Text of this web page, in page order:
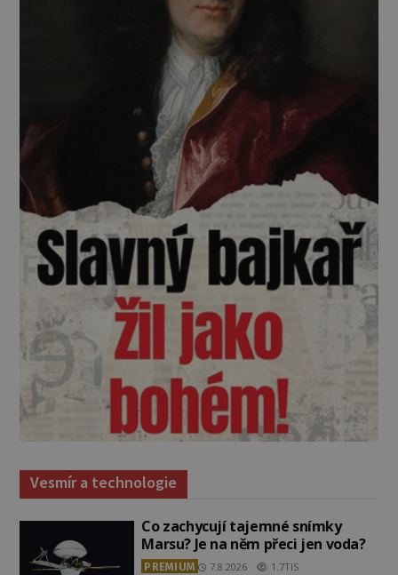
Vesmír a technologie
Co zachycují tajemné snímky
Marsu? Je na něm přeci jen voda?
PREMIUM 7.8.2026 1.7TIS